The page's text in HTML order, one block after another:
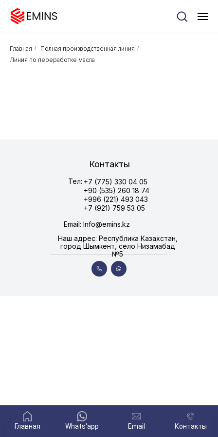
Главная / Полная производственная линия /
Линия по переработке масла
+7 (775) 330 04 05
+90 (535) 260 18 74
+996 (221) 493 043
+7 (921) 759 53 05
Наш адрес: Республика Казахстан,
город Шымкент, село Низамабад
№5
Email: Info@emins.kz
Тел:
Контакты
Главная Whats'app Email Контакты